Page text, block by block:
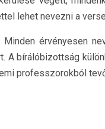
lehet nevezni a
Minden érvényesen
A bírálóbizottság
professzorokból